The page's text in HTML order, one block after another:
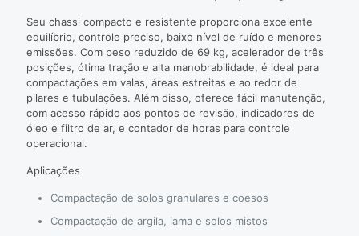
Seu chassi compacto e resistente proporciona excelente
equilíbrio, controle preciso, baixo nível de ruído e menores
emissões. Com peso reduzido de 69 kg, acelerador de três
posições, ótima tração e alta manobrabilidade, é ideal para
compactações em valas, áreas estreitas e ao redor de
pilares e tubulações. Além disso, oferece fácil manutenção,
com acesso rápido aos pontos de revisão, indicadores de
óleo e filtro de ar, e contador de horas para controle
operacional.
Aplicações
Compactação de solos granulares e coesos
Compactação de argila, lama e solos mistos